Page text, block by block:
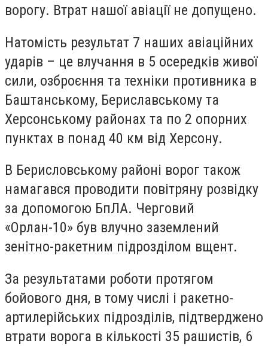
ворогу. Втрат нашої авіації не допущено.
Натомість результат 7 наших авіаційних
ударів – це влучання в 5 осередків живої
сили, озброєння та техніки противника в
Баштанському, Бериславському та
Херсонському районах та по 2 опорних
пунктах в понад 40 км від Херсону.
В Берисловському районі ворог також
намагався проводити повітряну розвідку
за допомогою БпЛА. Черговий
«Орлан-10» був влучно заземлений
зенітно-ракетним підрозділом вщент.
За результатами роботи протягом
бойового дня, в тому числі і ракетно-
артилерійських підрозділів, підтверджено
втрати ворога в кількості 35 рашистів, 6